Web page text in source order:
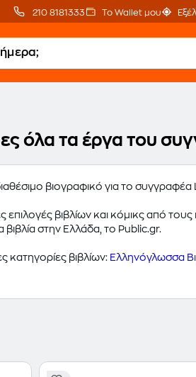
210 8181333 Το Wallet μου
όλα τα έργα του
βιογραφικό για το συγγραφέα
επιλογές βιβλίων και κόμικς από
βιβλία στην Ελλάδα, το Public.gr.
κατηγορίες βιβλίων: Ελληνόγλωσσα